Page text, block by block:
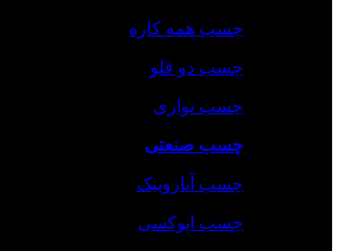
چسب همه کاره
چسب دو قلو
چسب نواری
چسب صنعتی
چسب‌ آناروبیک
چسب‌ اپوکسی